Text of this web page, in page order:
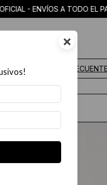
PREGUNTAS
TODO EL PAÍS -
×